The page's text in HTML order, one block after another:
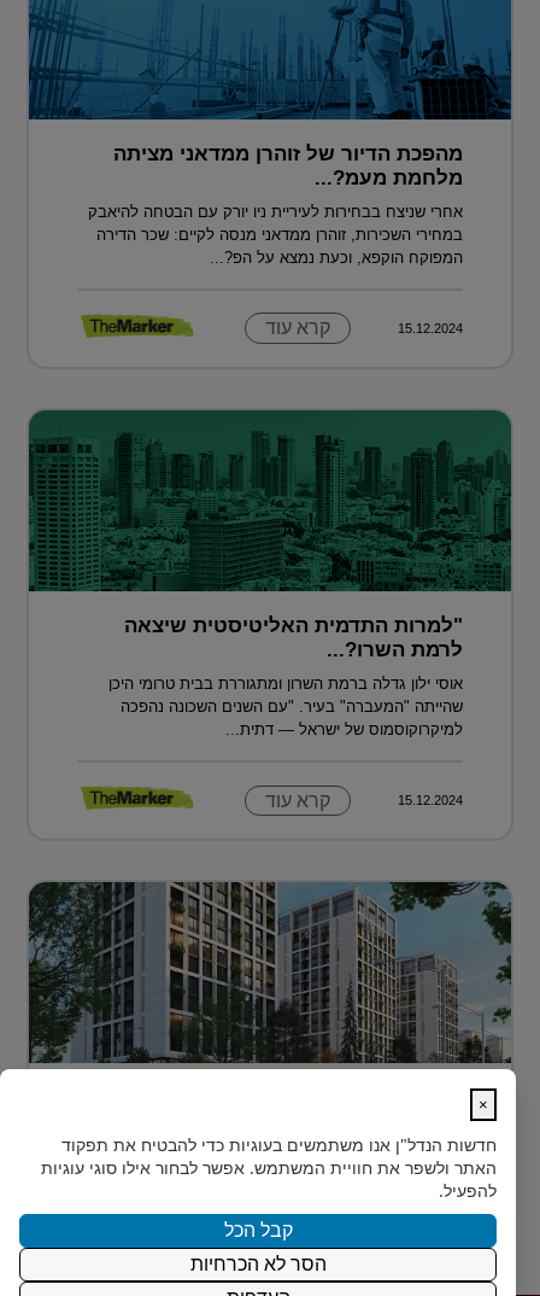
מהפכת הדיור של זוהרן ממדאני מציתה
מלחמת מעמ?...
אחרי שניצח בבחירות לעיריית ניו יורק עם הבטחה להיאבק
במחירי השכירות, זוהרן ממדאני מנסה לקיים: שכר הדירה
המפוקח הוקפא, וכעת נמצא על הפ?...
15.12.2024 קרא עוד
"למרות התדמית האליטיסטית שיצאה
לרמת השרו?...
אוסי ילון גדלה ברמת השרון ומתגוררת בבית טרומי היכן
שהייתה "המעברה" בעיר. "עם השנים השכונה נהפכה
למיקרוקוסמוס של ישראל — דתית...
15.12.2024 קרא עוד
כשחושבים על השקעות נדל"ן מעבר לים, מדינה אחת
נמצאת בשנים האחרונות בראש הרשימה של משקיעים
ישראלים רבים: גאורגיה. ...
15.12.2024 קרא עוד
×
חדשות הנדל"ן אנו משתמשים בעוגיות כדי להבטיח את תפקוד
האתר ולשפר את חוויית המשתמש. אפשר לבחור אילו סוגי עוגיות
להפעיל.
קבל הכל
הסר לא הכרחיות